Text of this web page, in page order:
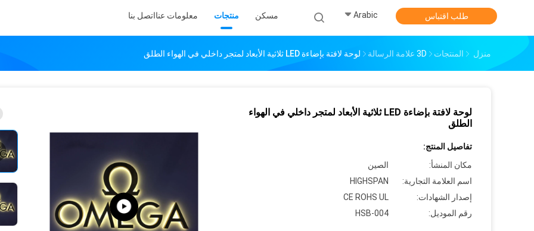
مسكن منتجات معلومات عنااتصل بنا Arabic طلب اقتباس
منزل المنتجات 3D علامة الرسالة لوحة لافتة بإضاءة LED ثلاثية الأبعاد لمتجر داخلي في الهواء الطلق
لوحة لافتة بإضاءة LED ثلاثية الأبعاد لمتجر داخلي في الهواء
الطلق
تفاصيل المنتج:
مكان المنشأ:
الصين
اسم العلامة التجارية:
HIGHSPAN
إصدار الشهادات:
CE ROHS UL
رقم الموديل:
HSB-004